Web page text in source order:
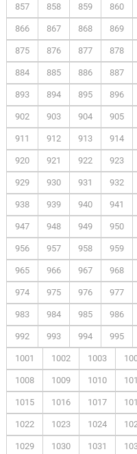
857 858 859 860
866 867 868 869
875 876 877 878
884 885 886 887
893 894 895 896
902 903 904 905
911 912 913 914
920 921 922 923
929 930 931 932
938 939 940 941
947 948 949 950
956 957 958 959
965 966 967 968
974 975 976 977
983 984 985 986
992 993 994 995
1001 1002 1003
1008 1009 1010
1015 1016 1017
1022 1023 1024
1029 1030 1031